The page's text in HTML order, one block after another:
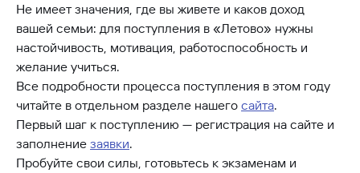
Не имеет значения, где вы живете и каков доход
вашей семьи: для поступления в «Летово» нужны
настойчивость, мотивация, работоспособность и
желание учиться.
Все подробности процесса поступления в этом году
читайте в отдельном разделе нашего сайта.
Первый шаг к поступлению — регистрация на сайте и
заполнение заявки.
Пробуйте свои силы, готовьтесь к экзаменам и